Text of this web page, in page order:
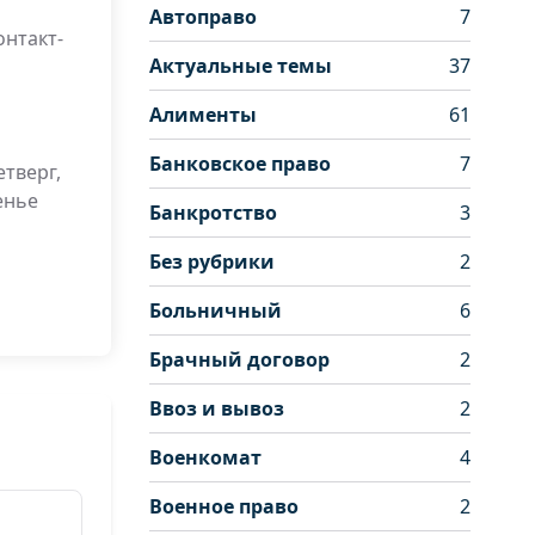
Автоправо
7
Актуальные темы
37
Алименты
61
Банковское право
7
Банкротство
3
Без рубрики
2
Больничный
6
Брачный договор
2
Ввоз и вывоз
2
Военкомат
4
Военное право
2